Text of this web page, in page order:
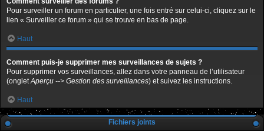
Pour surveiller un forum en particulier, une fois entré sur celui-ci, cliquez sur le
lien « Surveiller ce forum » qui se trouve en bas de page.
Haut
Comment puis-je supprimer mes surveillances de sujets ?
Pour supprimer vos surveillances, allez dans votre panneau de l’utilisateur
(ongletAperçu --> Gestion des surveillances) et suivez les instructions.
Haut
Fichiers joints